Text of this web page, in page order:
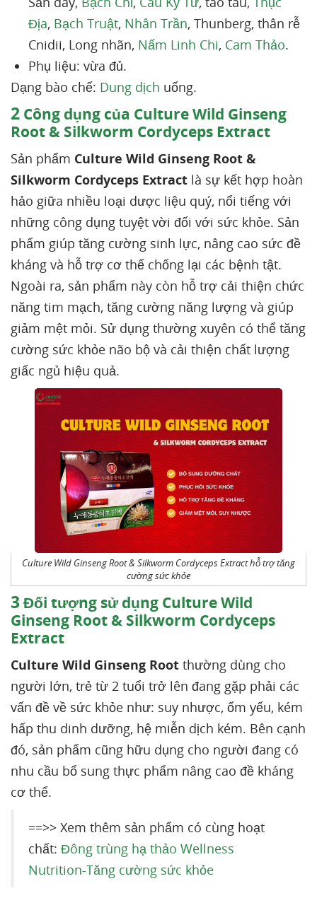
Địa, Bạch Truật, Nhân Trần, Thunberg, thân rễ
Cnidii, Long nhãn, Nấm Linh Chi, Cam Thảo.
Phụ liệu: vừa đủ.
Dạng bào chế: Dung dịch uống.
2 Công dụng của Culture Wild Ginseng
Root & Silkworm Cordyceps Extract
Sản phẩm Culture Wild Ginseng Root &
Silkworm Cordyceps Extract là sự kết hợp hoàn
hảo giữa nhiều loại dược liệu quý, nổi tiếng với
những công dụng tuyệt vời đối với sức khỏe. Sản
phẩm giúp tăng cường sinh lực, nâng cao sức đề
kháng và hỗ trợ cơ thể chống lại các bệnh tật.
Ngoài ra, sản phẩm này còn hỗ trợ cải thiện chức
năng tim mạch, tăng cường năng lượng và giúp
giảm mệt mỏi. Sử dụng thường xuyên có thể tăng
cường sức khỏe não bộ và cải thiện chất lượng
giấc ngủ hiệu quả.
Culture Wild Ginseng Root & Silkworm Cordyceps Extract hỗ trợ tăng
cường sức khỏe
3Đối tượng sử dụng Culture Wild
Ginseng Root & Silkworm Cordyceps
Extract
Culture Wild Ginseng Root thường dùng cho
người lớn, trẻ từ 2 tuổi trở lên đang gặp phải các
vấn đề về sức khỏe như: suy nhược, ốm yếu, kém
hấp thu dinh dưỡng, hệ miễn dịch kém. Bên cạnh
đó, sản phẩm cũng hữu dụng cho người đang có
nhu cầu bổ sung thực phẩm nâng cao đề kháng
cơ thể.
==>> Xem thêm sản phẩm có cùng hoạt
chất: Đông trùng hạ thảo Wellness
Nutrition-Tăng cường sức khỏe